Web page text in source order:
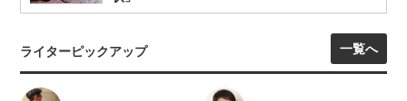
ライターピックアップ 一覧へ